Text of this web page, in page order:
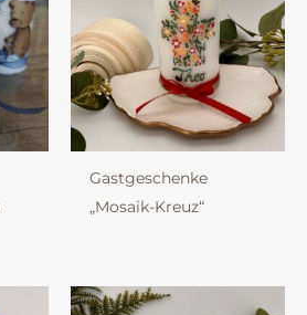
Gastgeschenke
„Mosaik-Kreuz“